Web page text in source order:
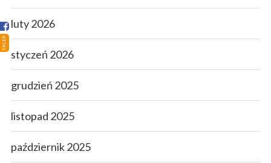
SKLEP
luty 2026
styczeń 2026
grudzień 2025
listopad 2025
październik 2025